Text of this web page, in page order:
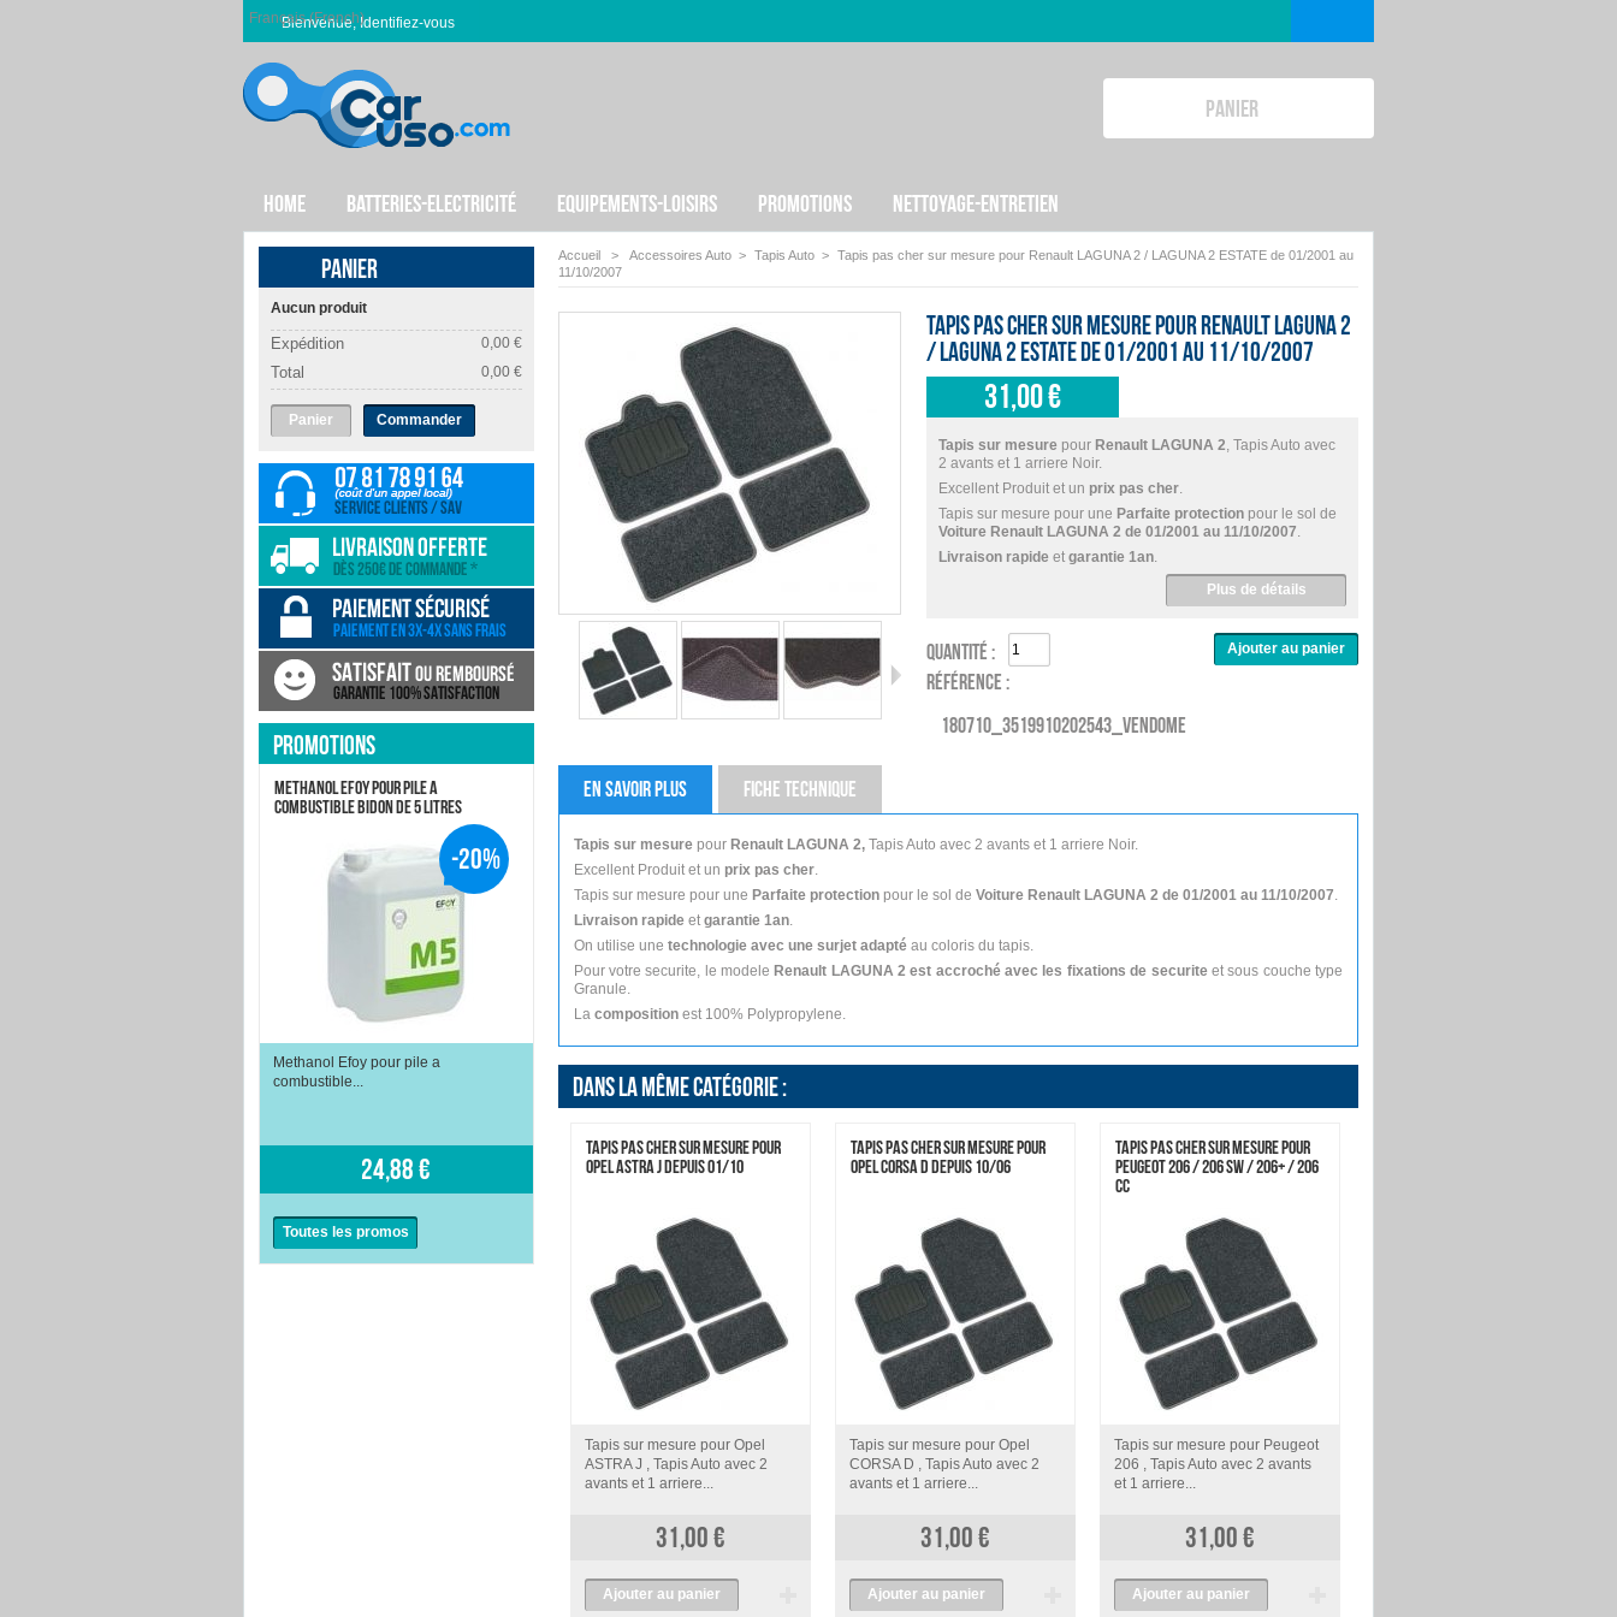
Bienvenue, Identifiez-vous
Français (French)
PANIER
HOME BATTERIES-ELECTRICITÉ EQUIPEMENTS-LOISIRS PROMOTIONS NETTOYAGE-ENTRETIEN
Accueil > Accessoires Auto > Tapis Auto > Tapis pas cher sur mesure pour Renault LAGUNA 2 / LAGUNA 2 ESTATE de 01/2001 au
11/10/2007
Tapis pas cher sur mesure pour Renault LAGUNA 2
/ LAGUNA 2 ESTATE de 01/2001 au 11/10/2007
31,00 €
Tapis sur mesure pourRenault LAGUNA 2, Tapis Auto avec
2 avants et 1 arriere Noir.
Excellent Produit et un prix pas cher.
Tapis sur mesure pour une Parfaite protectionpour le sol de
Voiture Renault LAGUNA 2 de 01/2001 au 11/10/2007.
Livraison rapide et garantie 1an.
Plus de détails
QUANTITÉ :
RÉFÉRENCE :
180710_3519910202543_VENDOME
EN SAVOIR PLUS FICHE TECHNIQUE
Tapis sur mesurepour Renault LAGUNA 2,Tapis Auto avec 2 avants et 1 arriere Noir.
Excellent Produit et un prix pas cher.
Tapis sur mesure pour une Parfaite protectionpour le sol de Voiture Renault LAGUNA 2 de 01/2001 au 11/10/2007.
Livraison rapideetgarantie 1an.
On utilise une technologie avec une surjet adapté au coloris du tapis.
Pour votre securite, le modele Renault LAGUNA 2 est accroché avec les fixations de securiteet sous couche type
Granule.
La compositionest 100% Polypropylene.
DANS LA MÊME CATÉGORIE :
TAPIS PAS CHER SUR MESURE POUR
OPEL ASTRA J DEPUIS 01/10
Tapis sur mesure pour Opel
ASTRA J , Tapis Auto avec 2
avants et 1 arriere...
31,00 €
Ajouter au panier
TAPIS PAS CHER SUR MESURE POUR
OPEL CORSA D DEPUIS 10/06
Tapis sur mesure pour Opel
CORSA D , Tapis Auto avec 2
avants et 1 arriere...
31,00 €
Ajouter au panier
TAPIS PAS CHER SUR MESURE POUR
PEUGEOT 206 / 206 SW / 206+ / 206
CC
Tapis sur mesure pour Peugeot
206 , Tapis Auto avec 2 avants
et 1 arriere...
31,00 €
Ajouter au panier
voir voir voir
PANIER
Aucun produit
0,00 €
Expédition
0,00 €
Total
Panier Commander
PROMOTIONS
-20%
METHANOL EFOY POUR PILE A
COMBUSTIBLE BIDON DE 5 LITRES
Methanol Efoy pour pile a
combustible...
24,88 €
Toutes les promos